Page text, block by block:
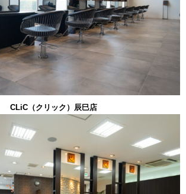
CLiC（クリック）辰巳店